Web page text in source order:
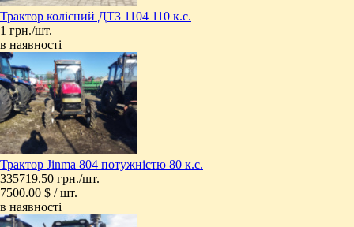
​Трактор колісний ДТЗ 1104 110 к.с.
1 грн./шт.
в наявності
Трактор Jinma 804 потужністю 80 к.с.
335719.50 грн./шт.
7500.00 $ / шт.
в наявності